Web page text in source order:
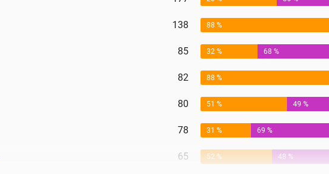
138 88 %
85 32 % 68 %
82 88 %
80 51 % 49 %
78 31 % 69 %
65 52 % 48 %